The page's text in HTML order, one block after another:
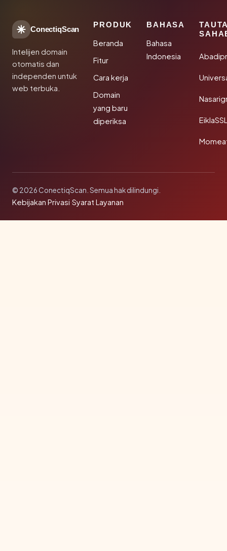
ConectiqScan
Intelijen domain
otomatis dan
independen untuk
web terbuka.
PRODUK
Beranda
Fitur
Cara kerja
Domain
yang baru
diperiksa
BAHASA
Bahasa
Indonesia
© 2026 ConectiqScan. Semua hak dilindungi.
Kebijakan Privasi·Syarat Layanan